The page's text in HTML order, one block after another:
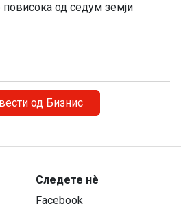
од седум земји
од Бизнис
Следете нѐ
Facebook